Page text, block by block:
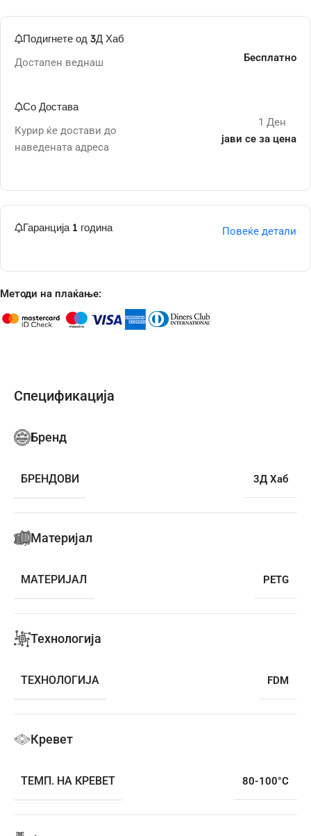
Подигнете од 3Д Хаб
Достапен веднаш Бесплатно
Со Достава
Курир ќе достави до
наведената адреса
1 Ден
јави се за цена
Гаранција 1 година Повеќе детали
Методи на плаќање:
Спецификација
Бренд
БРЕНДОВИ 3Д Хаб
Материјал
МАТЕРИЈАЛ PETG
Технологија
ТЕХНОЛОГИЈА FDM
Кревет
ТЕМП. НА КРЕВЕТ 80-100°C